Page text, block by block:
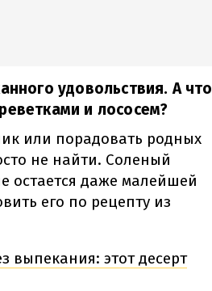
удовольствия. А что
и лососем?
или порадовать родных
не найти. Соленый
остается даже малейшей
его по рецепту из
выпекания: этот десерт